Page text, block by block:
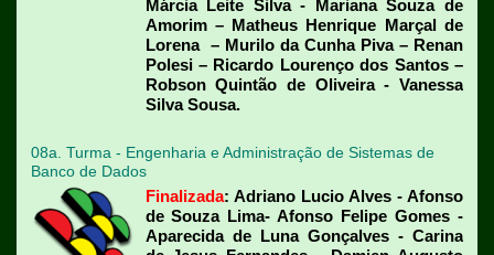
Márcia Leite Silva - Mariana Souza de
Amorim – Matheus Henrique Marçal de
Lorena – Murilo da Cunha Piva – Renan
Polesi – Ricardo Lourenço dos Santos –
Robson Quintão de Oliveira - Vanessa
Silva Sousa.
08a. Turma - Engenharia e Administração de Sistemas de
Banco de Dados
Finalizada: Adriano Lucio Alves - Afonso
de Souza Lima- Afonso Felipe Gomes -
Aparecida de Luna Gonçalves - Carina